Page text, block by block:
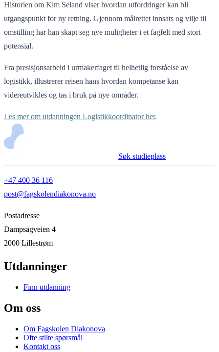
Historien om Kim Seland viser hvordan utfordringer kan bli
utgangspunkt for ny retning. Gjennom målrettet innsats og vilje til
omstilling har han skapt seg nye muligheter i et fagfelt med stort
potensial.
Fra presisjonsarbeid i urmakerfaget til helhetlig forståelse av
logistikk, illustrerer reisen hans hvordan kompetanse kan
videreutvikles og tas i bruk på nye områder.
Les mer om utdanningen Logistikkoordinator her.
Søk studieplass
+47 400 36 116
post@fagskolendiakonova.no
Postadresse
Dampsagveien 4
2000 Lillestrøm
Utdanninger
Finn utdanning
Om oss
Om Fagskolen Diakonova
Ofte stilte spørsmål
Kontakt oss